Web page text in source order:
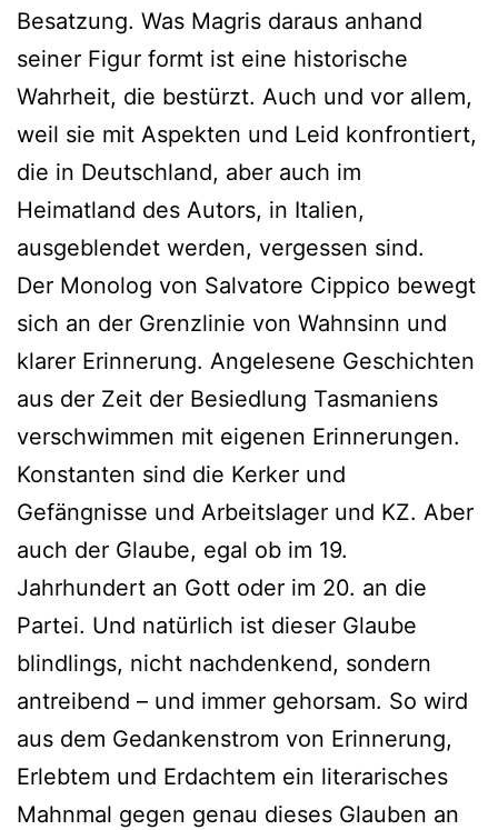
Besatzung. Was Magris daraus anhand
seiner Figur formt ist eine historische
Wahrheit, die bestürzt. Auch und vor allem,
weil sie mit Aspekten und Leid konfrontiert,
die in Deutschland, aber auch im
Heimatland des Autors, in Italien,
ausgeblendet werden, vergessen sind.
Der Monolog von Salvatore Cippico bewegt
sich an der Grenzlinie von Wahnsinn und
klarer Erinnerung. Angelesene Geschichten
aus der Zeit der Besiedlung Tasmaniens
verschwimmen mit eigenen Erinnerungen.
Konstanten sind die Kerker und
Gefängnisse und Arbeitslager und KZ. Aber
auch der Glaube, egal ob im 19.
Jahrhundert an Gott oder im 20. an die
Partei. Und natürlich ist dieser Glaube
blindlings, nicht nachdenkend, sondern
antreibend – und immer gehorsam. So wird
aus dem Gedankenstrom von Erinnerung,
Erlebtem und Erdachtem ein literarisches
Mahnmal gegen genau dieses Glauben an